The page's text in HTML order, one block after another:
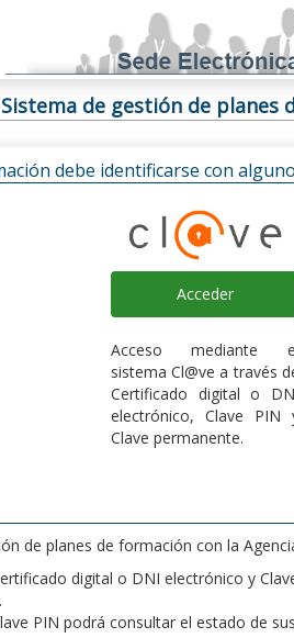
Sistema de gestión de planes
debe identificarse con
Acceder
Acceso mediante
sistema Cl@ve a través
Certificado digital o
electrónico, Clave PIN
Clave permanente.
de planes de formación con la
digital o DNI electrónico y
PIN podrá consultar el estado de